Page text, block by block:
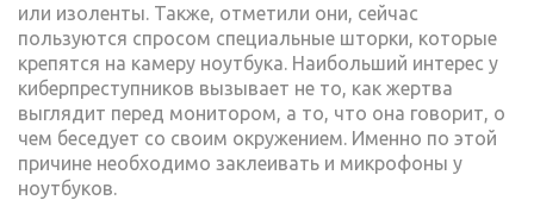
или изоленты. Также, отметили они, сейчас
пользуются спросом специальные шторки, которые
крепятся на камеру ноутбука. Наибольший интерес у
киберпреступников вызывает не то, как жертва
выглядит перед монитором, а то, что она говорит, о
чем беседует со своим окружением. Именно по этой
причине необходимо заклеивать и микрофоны у
ноутбуков.